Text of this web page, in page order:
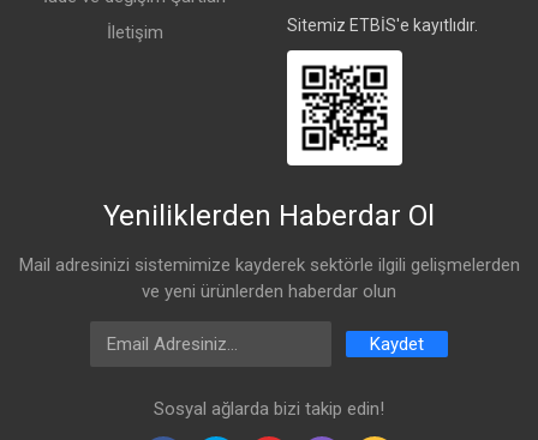
İletişim
Sitemiz ETBİS'e kayıtlıdır.
Yeniliklerden Haberdar Ol
Mail adresinizi sistemimize kayderek sektörle ilgili gelişmelerden
ve yeni ürünlerden haberdar olun
Email Address
Kaydet
Sosyal ağlarda bizi takip edin!